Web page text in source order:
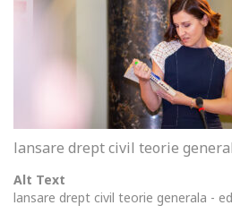
lansare drept civil teorie
Alt Text
lansare drept civil teorie generala -